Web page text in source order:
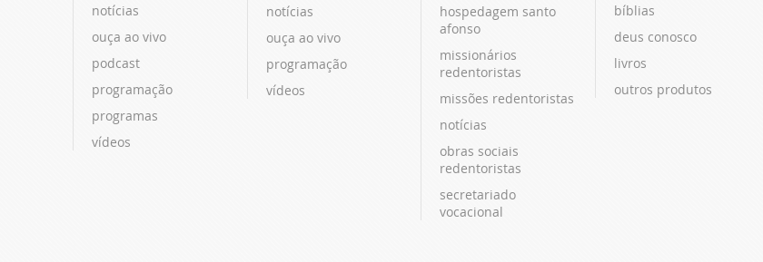
notícias
ouça ao vivo
podcast
programação
programas
vídeos
notícias
ouça ao vivo
programação
vídeos
hospedagem santo
afonso
missionários
redentoristas
missões redentoristas
notícias
obras sociais
redentoristas
secretariado
vocacional
bíblias
deus conosco
livros
outros produtos